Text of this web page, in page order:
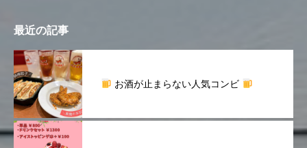
最近の記事
お酒が止まらない人気コンビ